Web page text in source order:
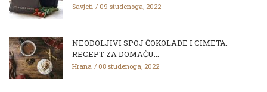
Savjeti 09 studenoga, 2022
NEODOLJIVI SPOJ ČOKOLADE I CIMETA:
RECEPT ZA DOMAĆU...
Hrana 08 studenoga, 2022